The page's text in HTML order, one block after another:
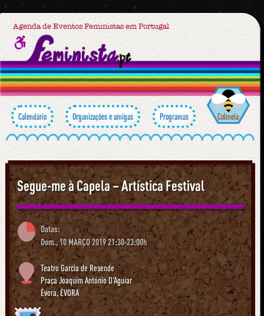
Agenda de Eventos Feministas em Portugal
Calendário Organizações e amigas Programas Colmeia
Segue-me à Capela – Artística Festival
Datas:
Dom., 10 MARÇO 2019 21:30-23:00h
Teatro Garcia de Resende
Praça Joaquim António D'Aguiar
Évora,ÉVORA